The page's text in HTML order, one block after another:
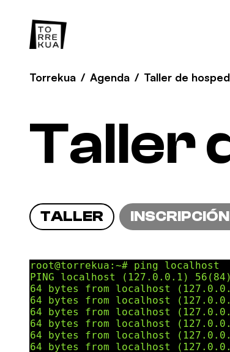
Torrekua / Agenda / Taller de
Taller
TALLER